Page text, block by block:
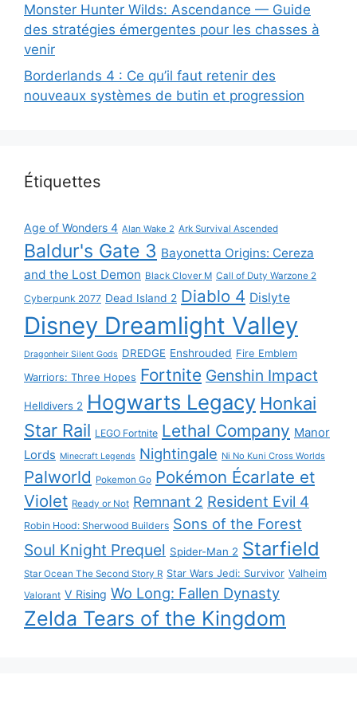
Monster Hunter Wilds: Ascendance — Guide
des stratégies émergentes pour les chasses à
venir
Borderlands 4 : Ce qu’il faut retenir des
nouveaux systèmes de butin et progression
Étiquettes
Age of Wonders 4 Alan Wake 2 Ark Survival Ascended
Baldur's Gate 3 Bayonetta Origins: Cereza
and the Lost Demon Black Clover M Call of Duty Warzone 2
Cyberpunk 2077 Dead Island 2 Diablo 4 Dislyte
Disney Dreamlight Valley
Dragonheir Silent Gods DREDGE Enshrouded Fire Emblem
Warriors: Three Hopes Fortnite Genshin Impact
Helldivers 2 Hogwarts Legacy Honkai
Star Rail LEGO Fortnite Lethal Company Manor
Lords Minecraft Legends Nightingale Ni No Kuni Cross Worlds
Palworld Pokemon Go Pokémon Écarlate et
Violet Ready or Not Remnant 2 Resident Evil 4
Robin Hood: Sherwood Builders Sons of the Forest
Soul Knight Prequel Spider-Man 2 Starfield
Star Ocean The Second Story R Star Wars Jedi: Survivor Valheim
Valorant V Rising Wo Long: Fallen Dynasty
Zelda Tears of the Kingdom